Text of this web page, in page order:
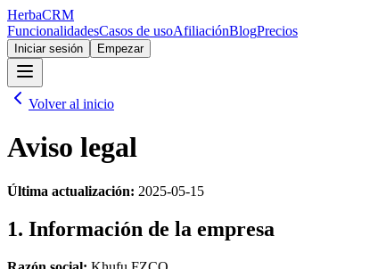
HerbaCRM
FuncionalidadesCasos de usoAfiliaciónBlogPrecios
Iniciar sesión Empezar
Volver al inicio
Aviso legal
Última actualización: 2025-05-15
1. Información de la empresa